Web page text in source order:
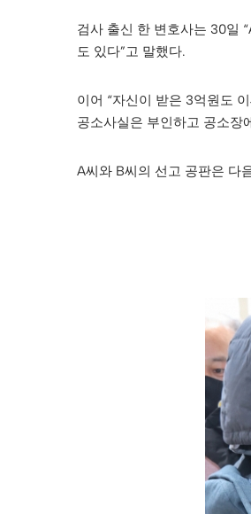
검사 출신 한 변호사는 30일
도 있다”고 말했다.
이어 “자신이 받은 3억원도
공소사실은 부인하고 공소장
A씨와 B씨의 선고 공판은 다